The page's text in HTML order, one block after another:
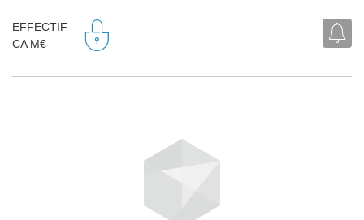
EFFECTIF
CA M€